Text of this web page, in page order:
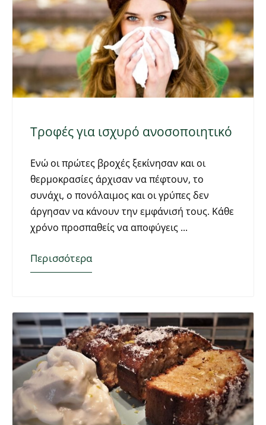
Τροφές για ισχυρό ανοσοποιητικό
Ενώ οι πρώτες βροχές ξεκίνησαν και οι
θερμοκρασίες άρχισαν να πέφτουν, το
συνάχι, ο πονόλαιμος και οι γρύπες δεν
άργησαν να κάνουν την εμφάνισή τους. Κάθε
χρόνο προσπαθείς να αποφύγεις
Περισσότερα